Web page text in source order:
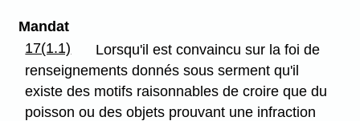
Mandat
17(1.1)
Lorsqu'il est convaincu sur la foi de
renseignements donnés sous serment qu'il
existe des motifs raisonnables de croire que du
poisson ou des objets prouvant une infraction